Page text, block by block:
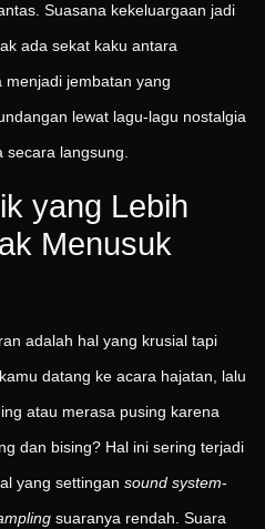
Suasana kekeluargaan jadi
ada sekat kaku antara
jembatan yang
lewat lagu-lagu nostalgia
langsung.
yang Lebih
Menusuk
adalah hal yang krusial tapi
datang ke acara hajatan, lalu
atau merasa pusing karena
dan bising? Hal ini sering terjadi
yang settingan sound system-
suaranya rendah. Suara